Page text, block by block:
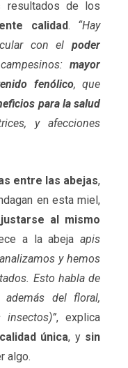
de los
calidad. “Hay
con elpoder
mayor
fenólico, que
para la salud
y afecciones
entre las abejas,
en esta miel,
al mismo
a la abejaapis
y hemos
Esto habla de
del floral,
, explica
calidad única, y sin
algo.